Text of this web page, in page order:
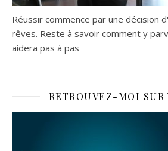
Réussir commence par une décision
rêves. Reste à savoir comment y
aidera pas à pas
RETROUVEZ-MOI SUR